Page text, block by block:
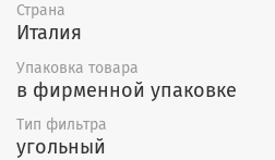
Страна
Италия
Упаковка товара
в фирменной упаковке
Тип фильтра
угольный